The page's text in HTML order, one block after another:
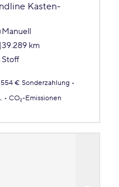
Kasten-
Manuell
39.289 km
Stoff
€ Sonderzahlung
CO₂-Emissionen